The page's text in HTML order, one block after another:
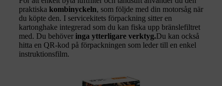
praktiska kombinyckeln, som följde med din motorsåg när
du köpte den. I servicekitets förpackning sitter en
kartonghake integrerad som du kan fiska upp bränslefiltret
med. Du behöver inga ytterligare verktyg.Du kan också
hitta en QR-kod på förpackningen som leder till en enkel
instruktionsfilm.